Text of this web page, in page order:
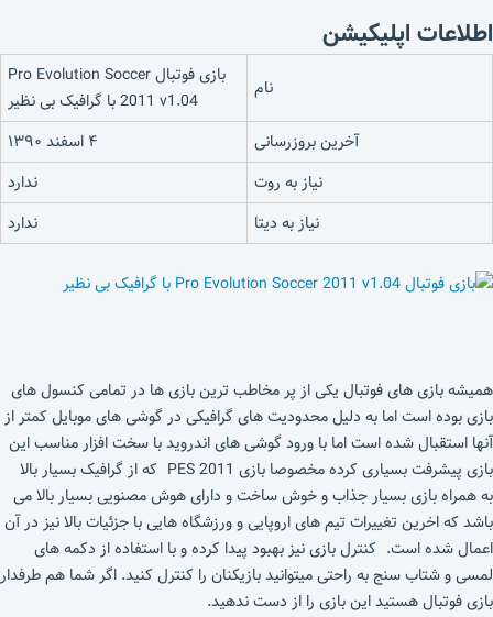
اطلاعات اپلیکیشن
نام
بازی فوتبال Pro Evolution Soccer
2011 v1.04 با گرافیک بی نظیر
آخرین بروزرسانی
۴ اسفند ۱۳۹۰
نیاز به روت
ندارد
نیاز به دیتا
ندارد
همیشه بازی های فوتبال یکی از پر مخاطب ترین بازی ها در تمامی کنسول های
بازی بوده است اما به دلیل محدودیت های گرافیکی در گوشی های موبایل کمتر از
آنها استقبال شده است اما با ورود گوشی های اندروید با سخت افزار مناسب این
بازی پیشرفت بسیاری کرده مخصوصا بازی PES 2011 که از گرافیک بسیار بالا
به همراه بازی بسیار جذاب و خوش ساخت و دارای هوش مصنویی بسیار بالا می
باشد که اخرین تغییرات تیم های اروپایی و ورزشگاه هایی با جزئیات بالا نیز در آن
اعمال شده است. کنترل بازی نیز بهبود پیدا کرده و با استفاده از دکمه های
لمسی و شتاب سنج به راحتی میتوانید بازیکنان را کنترل کنید. اگر شما هم طرفدار
بازی فوتبال هستید این بازی را از دست ندهید.